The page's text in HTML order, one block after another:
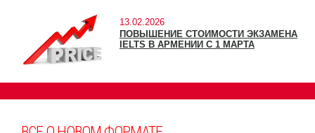
13.02.2026
ПОВЫШЕНИЕ СТОИМОСТИ ЭКЗАМЕНА
IELTS В АРМЕНИИ С 1 МАРТА